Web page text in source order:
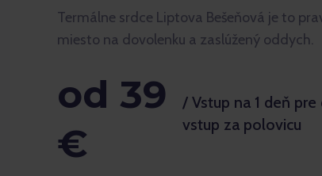
Termálne srdce Liptova Bešeňová je to
miesto na dovolenku a zaslúžený oddych.
od 39
€
/ Vstup na 1 deň
vstup za polovicu